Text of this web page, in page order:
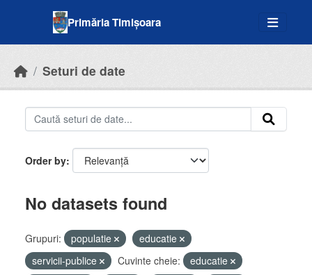
Primăria Timișoara
Seturi de date
Order by
No datasets found
Grupuri: populatie
educatie
servicii-publice
Cuvinte cheie:
educatie